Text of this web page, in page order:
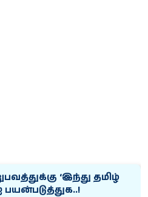
‘இந்து தமிழ்
பயன்படுத்துக..!